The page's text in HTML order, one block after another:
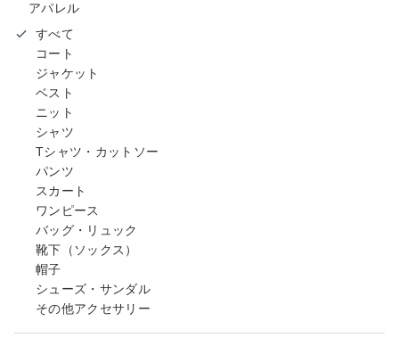
アパレル
すべて
コート
ジャケット
ベスト
ニット
シャツ
Tシャツ・カットソー
パンツ
スカート
ワンピース
バッグ・リュック
靴下（ソックス）
帽子
シューズ・サンダル
その他アクセサリー